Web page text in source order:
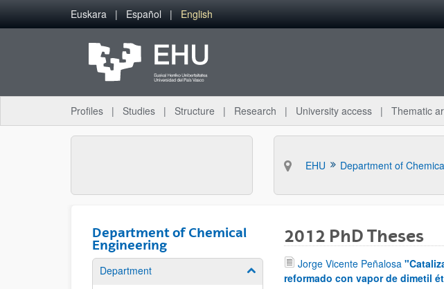
Skip to Main Content
Euskara Español English
Profiles Studies Structure Research University access Thematic
EHU Department of
Department of Chemical
Engineering
Department Show/hide subpages
2012 PhD Theses
Jorge Vicente Peñalosa
reformado con vapor de dimetil